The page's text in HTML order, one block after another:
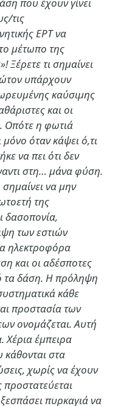
τις
ΕΡΤ να
μέτωπο της
Ξέρετε τι σημαίνει
υπάρχουν
καύσιμης
και οι
Οπότε η φωτιά
όταν κάψει ό,τι
να πει ότι δεν
στη… μάνα φύση.
να μην
της
δασοπονία,
των εστιών
ηλεκτροφόρα
και οι αδέσποτες
τα δάση. Η πρόληψη
κάθε
προστασία των
ονομάζεται. Αυτή
Χέρια έμπειρα
κάθονται στα
χωρίς να έχουν
προστατεύεται
πυρκαγιά να